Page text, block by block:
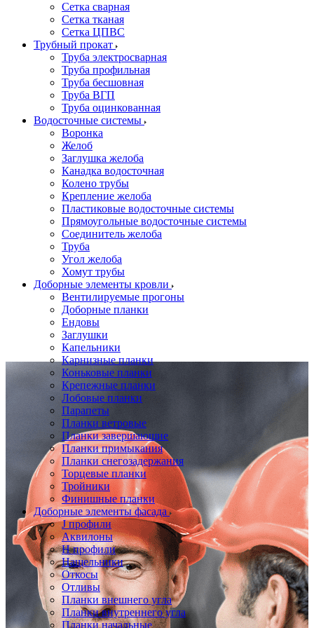
Сетка сварная
Сетка тканая
Сетка ЦПВС
Трубный прокат
Труба электросварная
Труба профильная
Труба бесшовная
Труба ВГП
Труба оцинкованная
Водосточные системы
Воронка
Желоб
Заглушка желоба
Канадка водосточная
Колено трубы
Крепление желоба
Пластиковые водосточные системы
Прямоугольные водосточные системы
Соединитель желоба
Труба
Угол желоба
Хомут трубы
Доборные элементы кровли
Вентилируемые прогоны
Доборные планки
Ендовы
Заглушки
Капельники
Карнизные планки
Коньковые планки
Крепежные планки
Лобовые планки
Парапеты
Планки ветровые
Планки завершающие
Планки примыкания
Планки снегозадержания
Торцевые планки
Тройники
Финишные планки
Доборные элементы фасада
J профили
Аквилоны
Н профили
Нащельники
Откосы
Отливы
Планки внешнего угла
Планки внутреннего угла
Планки начальные